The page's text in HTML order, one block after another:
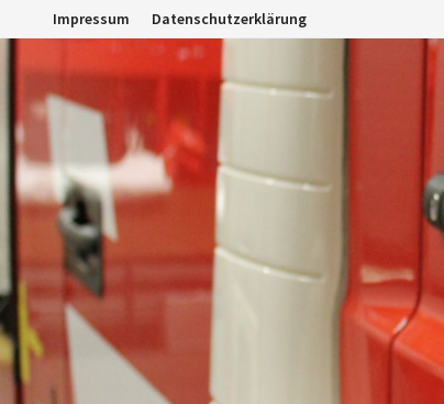
Inhalt
springen
Impressum Datenschutzerklärung